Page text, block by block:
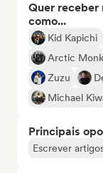
Quer receber
como...
Kid Kapichi
Arctic
Zuzu
Michael
Principais
Escrever